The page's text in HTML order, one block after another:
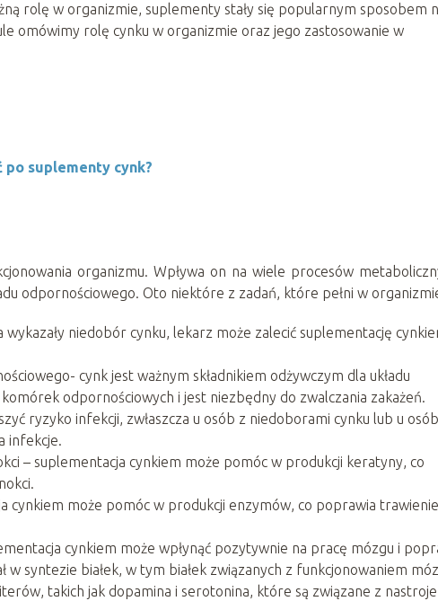
rolę w organizmie, suplementy stały się popularnym sposobem
omówimy rolę cynku w organizmie oraz jego zastosowanie w
po suplementy cynk?
organizmu. Wpływa on na wiele procesów
odpornościowego. Oto niektóre z zadań, które pełni w
wykazały niedobór cynku, lekarz może zalecić suplementację
cynk jest ważnym składnikiem odżywczym dla układu
odpornościowych i jest niezbędny do zwalczania zakażeń.
ryzyko infekcji, zwłaszcza u osób z niedoborami cynku lub u osób
infekcje.
– suplementacja cynkiem może pomóc w produkcji keratyny, co
cynkiem może pomóc w produkcji enzymów, co poprawia trawienie
cynkiem może wpłynąć pozytywnie na pracę mózgu i
w syntezie białek, w tym białek związanych z funkcjonowaniem
takich jak dopamina i serotonina, które są związane z